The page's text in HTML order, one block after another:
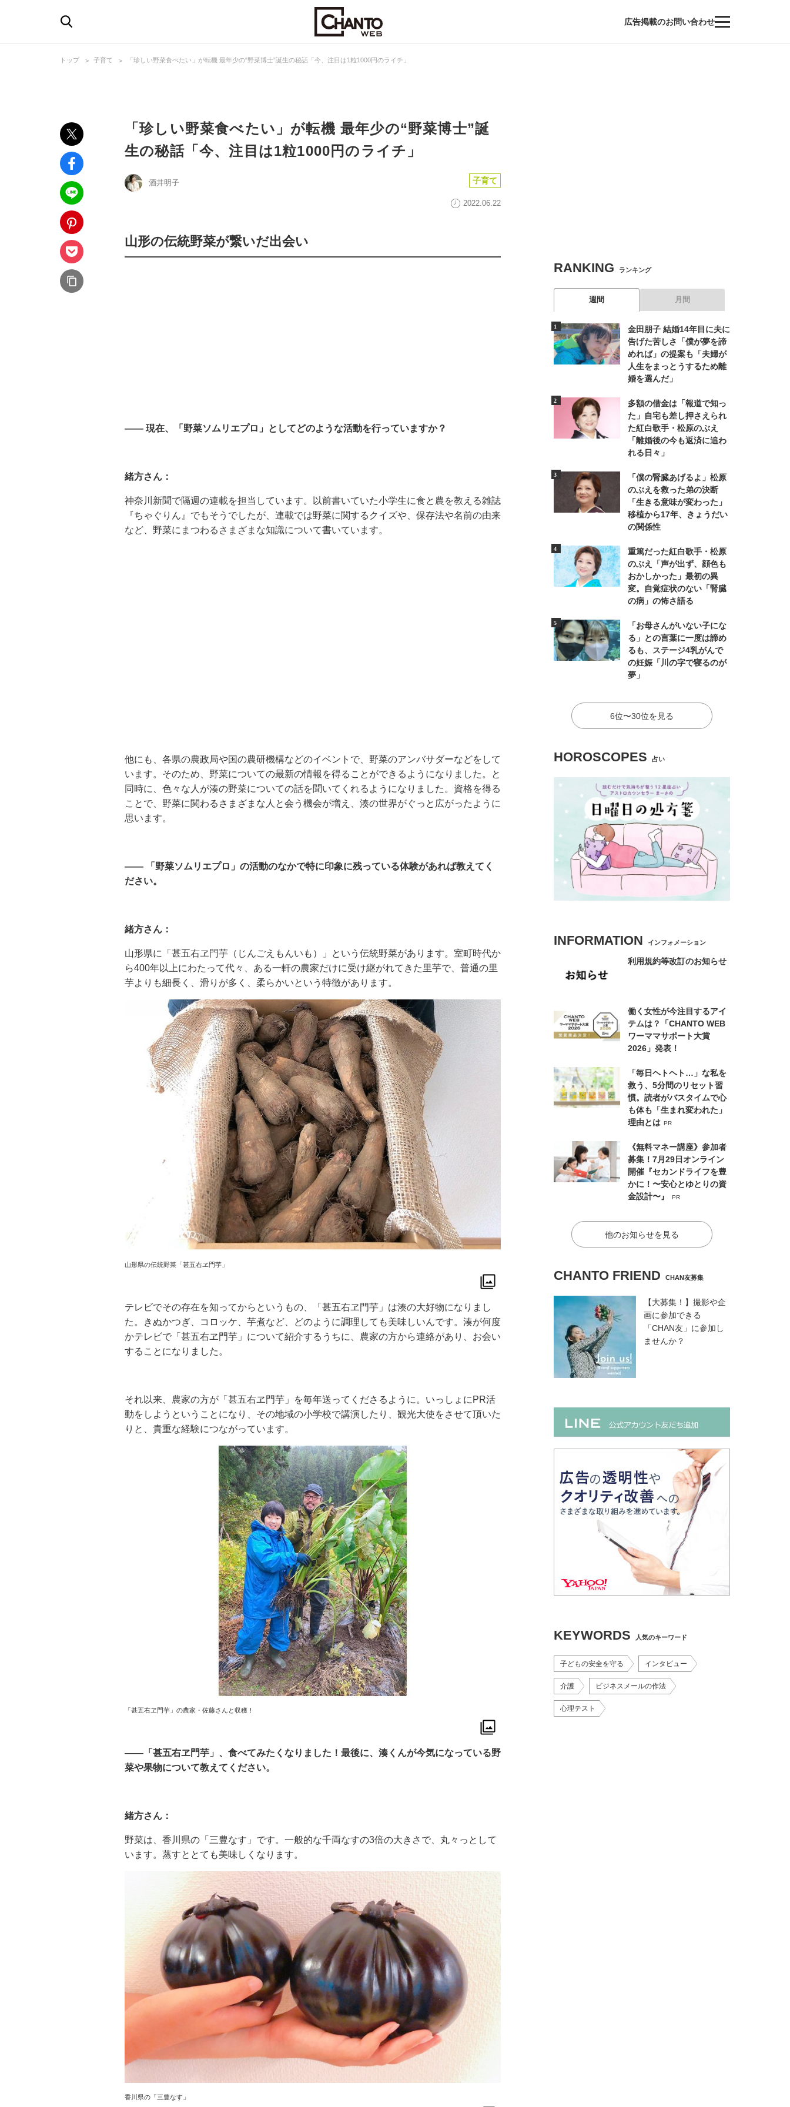
広告掲載のお問い合わせ
トップ 子育て 「珍しい野菜食べたい」が転機 最年少の“野菜博士”誕生の秘話「今、注目は1粒1000円のライチ」
「珍しい野菜食べたい」が転機 最年少の“野菜博士”誕
生の秘話「今、注目は1粒1000円のライチ」
酒井明子 子育て
2022.06.22
山形の伝統野菜が繋いだ出会い
—— 現在、「野菜ソムリエプロ」としてどのような活動を行っていますか？
緒方さん：
神奈川新聞で隔週の連載を担当しています。以前書いていた小学生に食と農を教える雑誌
『ちゃぐりん』でもそうでしたが、連載では野菜に関するクイズや、保存法や名前の由来
など、野菜にまつわるさまざまな知識について書いています。
他にも、各県の農政局や国の農研機構などのイベントで、野菜のアンバサダーなどをして
います。そのため、野菜についての最新の情報を得ることができるようになりました。と
同時に、色々な人が湊の野菜についての話を聞いてくれるようになりました。資格を得る
ことで、野菜に関わるさまざまな人と会う機会が増え、湊の世界がぐっと広がったように
思います。
—— 「野菜ソムリエプロ」の活動のなかで特に印象に残っている体験があれば教えてく
ださい。
緒方さん：
山形県に「甚五右ヱ門芋（じんごえもんいも）」という伝統野菜があります。室町時代か
ら400年以上にわたって代々、ある一軒の農家だけに受け継がれてきた里芋で、普通の里
芋よりも細長く、滑りが多く、柔らかいという特徴があります。
山形県の伝統野菜「甚五右ヱ門芋」
テレビでその存在を知ってからというもの、「甚五右ヱ門芋」は湊の大好物になりまし
た。きぬかつぎ、コロッケ、芋煮など、どのように調理しても美味しいんです。湊が何度
かテレビで「甚五右ヱ門芋」について紹介するうちに、農家の方から連絡があり、お会い
することになりました。
それ以来、農家の方が「甚五右ヱ門芋」を毎年送ってくださるように。いっしょにPR活
動をしようということになり、その地域の小学校で講演したり、観光大使をさせて頂いた
りと、貴重な経験につながっています。
「甚五右ヱ門芋」の農家・佐藤さんと収穫！
——「甚五右ヱ門芋」、食べてみたくなりました！最後に、湊くんが今気になっている野
菜や果物について教えてください。
緒方さん：
野菜は、香川県の「三豊なす」です。一般的な千両なすの3倍の大きさで、丸々っとして
います。蒸すととても美味しくなります。
香川県の「三豊なす」
RANKING ランキング
週間 月間
金田朋子 結婚14年目に夫に
告げた苦しさ「僕が夢を諦
めれば」の提案も「夫婦が
人生をまっとうするため離
婚を選んだ」
多額の借金は「報道で知っ
た」自宅も差し押さえられ
た紅白歌手・松原のぶえ
「離婚後の今も返済に追わ
れる日々」
「僕の腎臓あげるよ」松原
のぶえを救った弟の決断
「生きる意味が変わった」
移植から17年、きょうだい
の関係性
重篤だった紅白歌手・松原
のぶえ「声が出ず、顔色も
おかしかった」最初の異
変。自覚症状のない「腎臓
の病」の怖さ語る
「お母さんがいない子にな
る」との言葉に一度は諦め
るも、ステージ4乳がんで
の妊娠「川の字で寝るのが
夢」
6位〜30位を見る
HOROSCOPES 占い
INFORMATION インフォメーション
利用規約等改訂のお知らせ
働く女性が今注目するアイ
テムは？「CHANTO WEB
ワーママサポート大賞
2026」発表！
「毎日ヘトヘト…」な私を
救う、5分間のリセット習
慣。読者がバスタイムで心
も体も「生まれ変われた」
理由とは PR
《無料マネー講座》参加者
募集！7月29日オンライン
開催『セカンドライフを豊
かに！〜安心とゆとりの資
金設計〜』
PR
他のお知らせを見る
CHANTO FRIEND CHAN友募集
【大募集！】撮影や企
画に参加できる
「CHAN友」に参加し
ませんか？
KEYWORDS 人気のキーワード
子どもの安全を守る インタビュー
介護 ビジネスメールの作法
心理テスト